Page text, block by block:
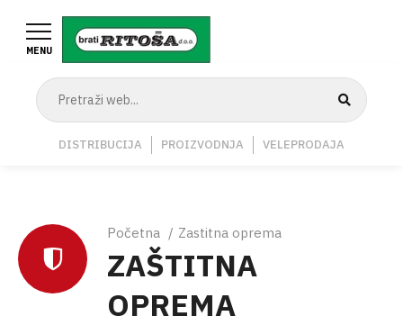
glavni
Navigation
DISTRIBUCIJA PROIZVODNJA VELEPRODAJA
MENU
Breadcrumb
Početna Zastitna oprema
ZAŠTITNA
OPREMA